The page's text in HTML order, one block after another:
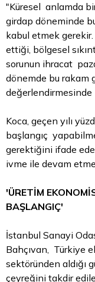
"Küresel anlamda
girdap döneminde
kabul etmek gerekir.
ettiği, bölgesel
sorunun ihracat
dönemde bu rakam
değerlendirmesinde
Koca, geçen yılı
başlangıç
gerektiğini ifade
ivme ile devam
'ÜRETİM
BAŞLANGIÇ'
İstanbul Sanayi
Bahçıvan, Türkiye
sektöründen aldığı
çeyreğini takdir